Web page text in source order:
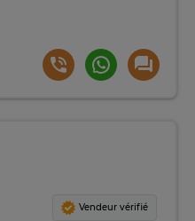
Vendeur vérifié